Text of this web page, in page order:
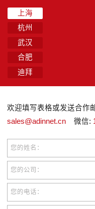
上海
杭州
武汉
合肥
迪拜
欢迎填写表格或发送合作
sales@adinnet.cn 微信:
您的姓名：
您的公司：
您的电话：